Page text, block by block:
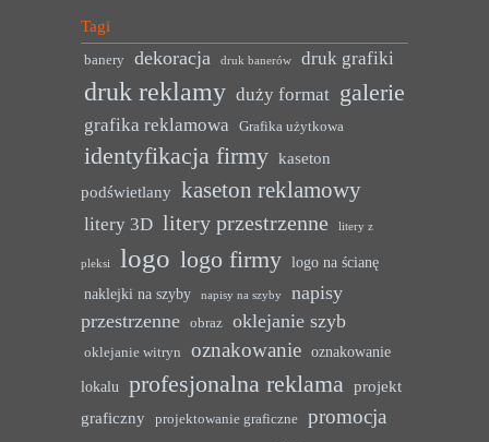
Tagi
banery dekoracja druk banerów druk grafiki
druk reklamy duży format galerie
grafika reklamowa Grafika użytkowa
identyfikacja firmy kaseton
podświetlany kaseton reklamowy
litery 3D litery przestrzenne litery z
pleksi logo logo firmy logo na ścianę
naklejki na szyby
napisy na szyby
napisy
przestrzenne
obraz oklejanie szyb
oklejanie witryn oznakowanie oznakowanie
lokalu profesjonalna reklama projekt
graficzny
projektowanie graficzne
promocja